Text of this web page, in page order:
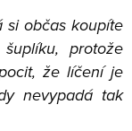
si občas koupíte
protože
že líčení je
nevypadá tak